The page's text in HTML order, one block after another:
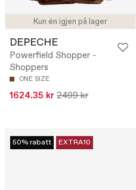
Kun én igjen på lager
DEPECHE
Powerfield Shopper -
Shoppers
ONE SIZE
1624.35 kr 2499 kr
50% rabatt EXTRA10